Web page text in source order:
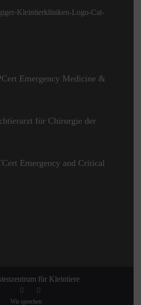
Emergency Medicine &
für Chirurgie der
Emergency and Critical
für Kleintiere
Wir sprechen: